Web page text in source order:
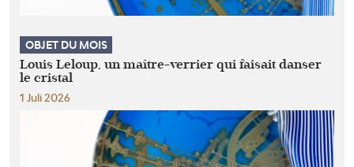
OBJET DU MOIS
Louis Leloup, un maître-verrier qui faisait danser
le cristal
1 Juli 2026